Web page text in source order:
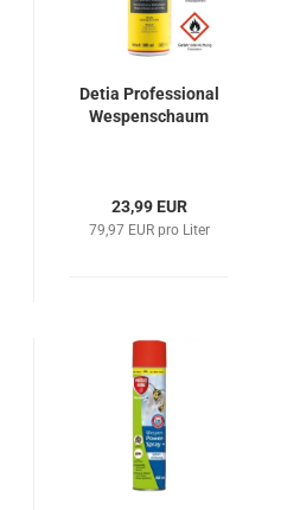
Detia Professional
Wespenschaum
23,99 EUR
79,97 EUR pro Liter